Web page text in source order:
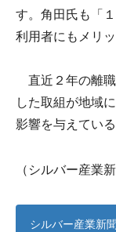
す。角田氏も「
利用者にもメリ
直近２年の離職
した取組が地域
影響を与えている
（シルバー産業
シルバー産業新